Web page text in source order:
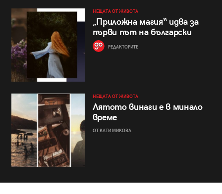
НЕЩАТА ОТ ЖИВОТА
„Приложна магия“ идва за
първи път на български
РЕДАКТОРИТЕ
НЕЩАТА ОТ ЖИВОТА
Лятото винаги е в минало
време
ОТ КАТИ МИКОВА